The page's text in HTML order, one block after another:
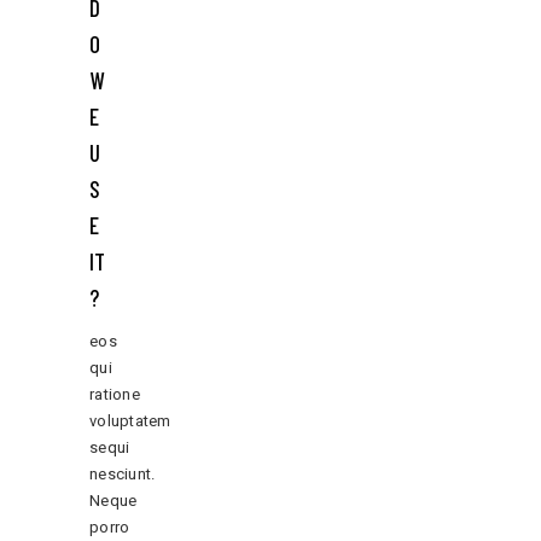
D
O
W
E
U
S
E
IT
?
eos
qui
ratione
voluptatem
sequi
nesciunt.
Neque
porro